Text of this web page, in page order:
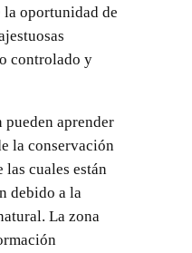
la oportunidad de
controlado y
aprender
la conservación
las cuales están
debido a la
La zona